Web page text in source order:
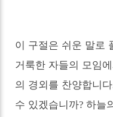
이 구절은 쉬운 말로
거룩한 자들의 모임
의 경외를 찬양합니다
수 있겠습니까?하늘